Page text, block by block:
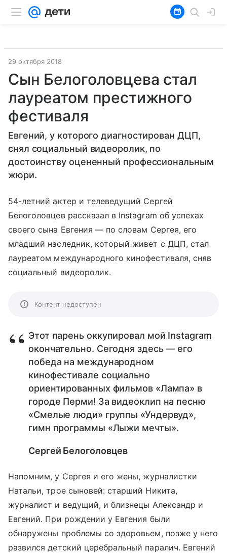
29 октября 2018
Сын Белоголовцева стал
лауреатом престижного
фестиваля
Евгений, у которого диагностирован ДЦП,
снял социальный видеоролик, по
достоинству оцененный профессиональным
жюри.
54-летний актер и телеведущий Сергей
Белоголовцев рассказал в Instagram об успехах
своего сына Евгения — по словам Сергея, его
младший наследник, который живет с ДЦП, стал
лауреатом международного кинофестиваля, сняв
социальный видеоролик.
Контент недоступен
Этот парень оккупировал мой Instagram
окончательно. Сегодня здесь — его
победа на международном
кинофестивале социально
ориентированных фильмов «Лампа» в
городе Перми! За видеоклип на песню
«Смелые люди» группы «Ундервуд»,
гимн программы «Лыжи мечты».
Сергей Белоголовцев
Напомним, у Сергея и его жены, журналистки
Натальи, трое сыновей: старший Никита,
журналист и ведущий, и близнецы Александр и
Евгений. При рождении у Евгения были
обнаружены проблемы со здоровьем, позже у него
развился детский церебральный паралич. Евгений